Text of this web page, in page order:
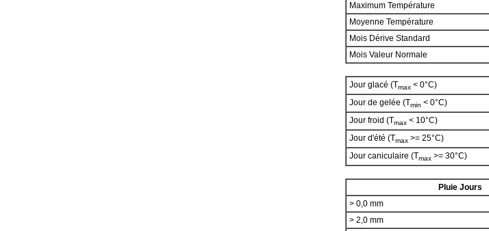
Maximum Température
Moyenne Température
Mois Dérive Standard
Mois Valeur Normale
Jour glacé (Tmax< 0°C)
Jour de gelée (Tmin < 0°C)
Jour froid (Tmax< 10°C)
Jour d'été (Tmax>= 25°C)
Jour caniculaire (Tmax>= 30°C)
Pluie Jours
> 0,0 mm
> 2,0 mm